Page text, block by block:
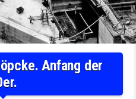
Anfang der